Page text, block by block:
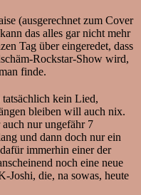
(ausgerechnet zum Cover
das alles gar nicht mehr
Tag über eingeredet, dass
Rockstar-Show wird,
finde.
kein Lied,
bleiben will auch nix.
nur ungefähr 7
und dann doch nur ein
immerhin einer der
noch eine neue
Joshi, die, na sowas, heute